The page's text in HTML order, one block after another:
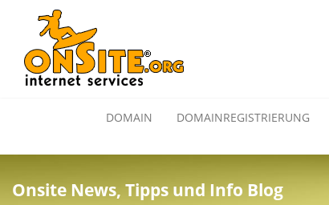
DOMAIN DOMAINREGISTRIERUNG
Onsite News, Tipps und Info Blog